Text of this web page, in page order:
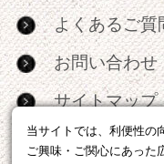
当サイトでは、利便性の
ご興味・ご関心にあった
よくあるご質
お問い合わせ
サイトマップ
RSS